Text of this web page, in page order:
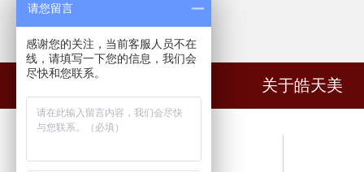
关于皓天美
请您留言
感谢您的关注，当前客服人员不在
线，请填写一下您的信息，我们会
尽快和您联系。